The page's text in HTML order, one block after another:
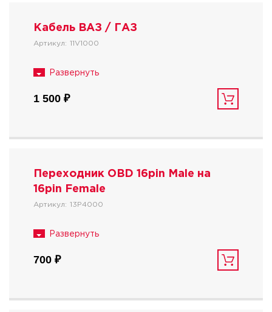
Кабель ВАЗ / ГАЗ
Артикул: 11V1000
1 500 ₽
Переходник OBD 16pin Male на
16pin Female
Артикул: 13P4000
700 ₽